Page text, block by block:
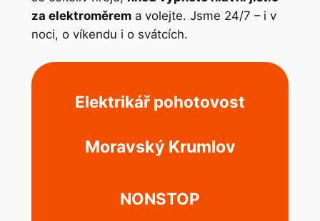
za elektroměrema volejte. Jsme 24/7 – i v
noci, o víkendu i o svátcích.
Elektrikář pohotovost
Moravský Krumlov
NONSTOP